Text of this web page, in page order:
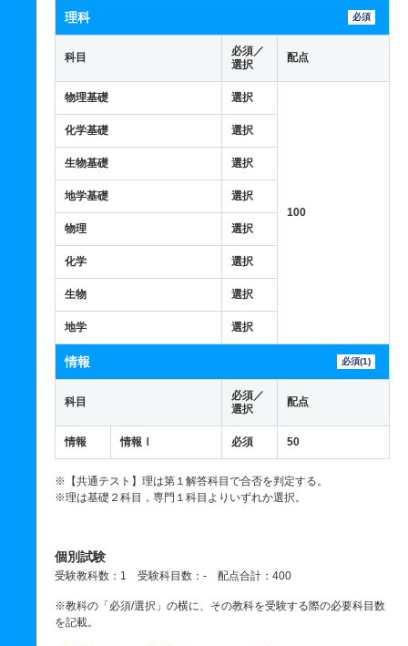
理科 必須
科目
必須／
選択
配点
物理基礎 選択
100
化学基礎 選択
生物基礎 選択
地学基礎 選択
物理 選択
化学 選択
生物 選択
地学 選択
情報 必須(1)
科目
必須／
選択
配点
情報 情報Ⅰ 必須 50
※【共通テスト】理は第１解答科目で合否を判定する。
※理は基礎２科目，専門１科目よりいずれか選択。
個別試験
受験教科数：1 受験科目数：- 配点合計：400
※教科の「必須/選択」の横に、その教科を受験する際の必要科目数
を記載。